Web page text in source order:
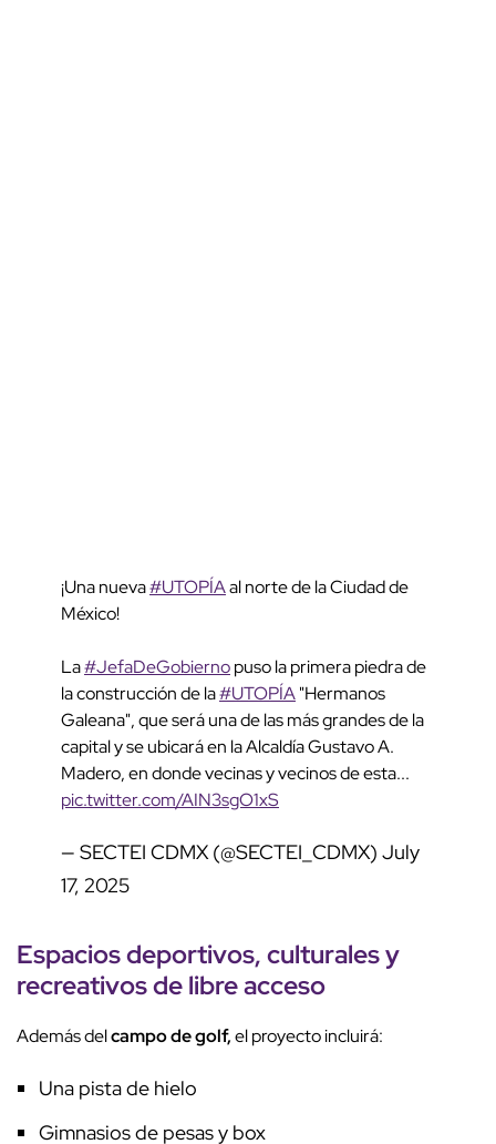
¡Una nueva#UTOPÍAal norte de la Ciudad de
México!
La#JefaDeGobiernopuso la primera piedra de
la construcción de la#UTOPÍA"Hermanos
Galeana", que será una de las más grandes de la
capital y se ubicará en la Alcaldía Gustavo A.
Madero, en donde vecinas y vecinos de esta...
pic.twitter.com/AIN3sgO1xS
— SECTEI CDMX (@SECTEI_CDMX) July
17, 2025
Espacios deportivos, culturales y
recreativos de libre acceso
Además delcampo de golf,el proyecto incluirá:
Una pista de hielo
Gimnasios de pesas y box